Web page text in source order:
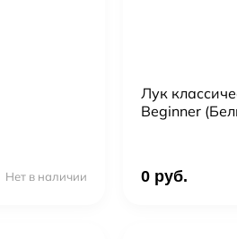
Нет в наличии
Лук
Beginner
0 руб.